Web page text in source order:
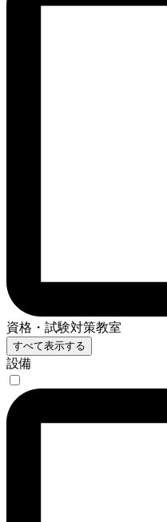
資格・試験対策教室
すべて表示する
設備